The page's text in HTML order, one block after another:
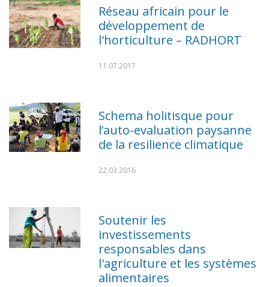
Réseau africain pour le
développement de
l'horticulture – RADHORT
11.07.2017
Schema holitisque pour
l’auto-evaluation paysanne
de la resilience climatique
22.03.2016
Soutenir les
investissements
responsables dans
l'agriculture et les systèmes
alimentaires